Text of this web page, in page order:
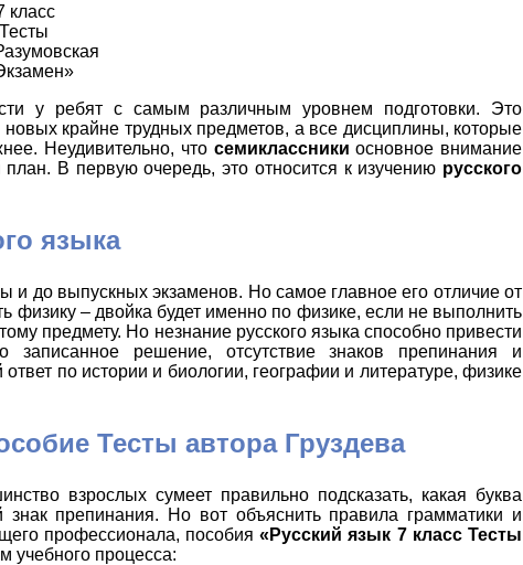
класс
у ребят с самым различным уровнем подготовки. Это
крайне трудных предметов, а все дисциплины, которые
Неудивительно, что семиклассники основное внимание
В первую очередь, это относится к изучению русского
языка
до выпускных экзаменов. Но самое главное его отличие от
физику – двойка будет именно по физике, если не выполнить
предмету. Но незнание русского языка способно привести
решение, отсутствие знаков препинания и
по истории и биологии, географии и литературе, физике
Тесты автора Груздева
взрослых сумеет правильно подсказать, какая буква
препинания. Но вот объяснить правила грамматики и
профессионала, пособия«Русский язык 7 класс Тесты
учебного процесса: